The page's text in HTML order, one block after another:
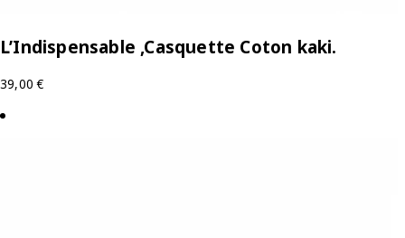
L’Indispensable ,Casquette Coton kaki.
39,00€